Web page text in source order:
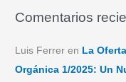
Comentarios
Luis Ferrer en La
Orgánica 1/2025: Un